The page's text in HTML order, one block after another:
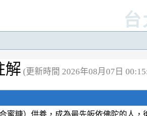
解 (更新時間 2026年08月07日
蜜糖）供養，成為最先皈依佛陀的人